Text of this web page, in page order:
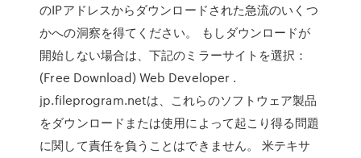
のIPアドレスからダウンロードされた急流のいくつ
かへの洞察を得てください。 もしダウンロードが
開始しない場合は、下記のミラーサイトを選択：
(Free Download) Web Developer .
jp.fileprogram.netは、これらのソフトウェア製品
をダウンロードまたは使用によって起こり得る問題
に関して責任を負うことはできません。 米テキサ